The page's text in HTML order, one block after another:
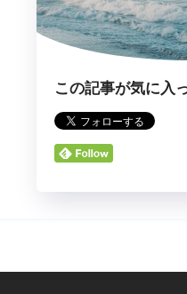
この記事が気に入